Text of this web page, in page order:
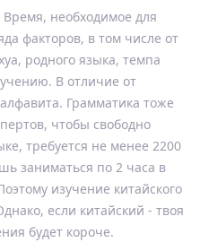
необходимое для
факторов, в том числе от
родного языка, темпа
В отличие от
Грамматика тоже
чтобы свободно
требуется не менее 2200
заниматься по 2 часа в
изучение китайского
если китайский - твоя
будет короче.